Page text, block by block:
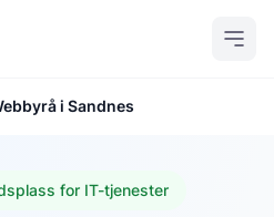
i Sandnes
for IT-tjenester